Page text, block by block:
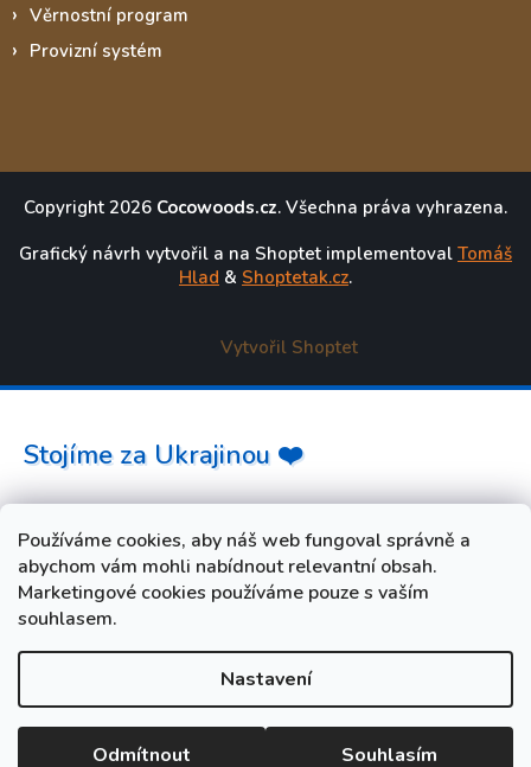
Používáme cookies, aby náš web fungoval správně a
abychom vám mohli nabídnout relevantní obsah.
Marketingové cookies používáme pouze s vaším
souhlasem.
Nastavení
Odmítnout Souhlasím
od 3. do 10. srpna máme FIREMNÍ DOVOLENOU. Vaše
objednávky i dotazy budeme opět vyřizovat od úterý 11. srpna.
Při nákupu během dovolené zadejte slevový kód LETO5 a
Věrnostní program
Provizní systém
Copyright 2026 Cocowoods.cz. Všechna práva vyhrazena.
Grafický návrh vytvořil a na Shoptet implementoval Tomáš
Hlad & Shoptetak.cz.
Vytvořil Shoptet
Stojíme za Ukrajinou ❤️
Jak a čím pomoci »